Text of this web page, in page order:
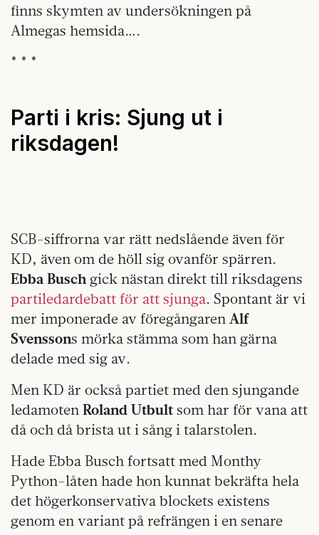
finns skymten av undersökningen på
Almegas hemsida….
* * *
Parti i kris: Sjung ut i
riksdagen!
SCB-siffrorna var rätt nedslående även för
KD, även om de höll sig ovanför spärren.
Ebba Busch gick nästan direkt till riksdagens
partiledardebatt för att sjunga. Spontant är vi
mer imponerade av föregångaren Alf
Svenssons mörka stämma som han gärna
delade med sig av.
Men KD är också partiet med den sjungande
ledamoten Roland Utbult som har för vana att
då och då brista ut i sång i talarstolen.
Hade Ebba Busch fortsatt med Monthy
Python-låten hade hon kunnat bekräfta hela
det högerkonservativa blockets existens
genom en variant på refrängen i en senare